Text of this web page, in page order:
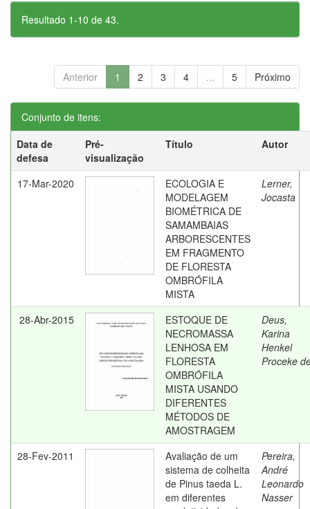
Resultado 1-10 de 43.
Anterior 1 2 3 4 ... 5 Próximo
Conjunto de itens:
Data de
defesa
Pré-
visualização
Título Autor
17-Mar-2020
ECOLOGIA E
MODELAGEM
BIOMÉTRICA DE
SAMAMBAIAS
ARBORESCENTES
EM FRAGMENTO
DE FLORESTA
OMBRÓFILA
MISTA
Lerner,
Jocasta
28-Abr-2015
ESTOQUE DE
NECROMASSA
LENHOSA EM
FLORESTA
OMBRÓFILA
MISTA USANDO
DIFERENTES
MÉTODOS DE
AMOSTRAGEM
Deus,
Karina
Henkel
Proceke
28-Fev-2011
Avaliação de um
sistema de colheita
de Pinus taeda L.
em diferentes
Pereira,
André
Leonardo
Nasser